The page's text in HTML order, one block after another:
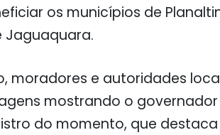
os municípios de
Jaguaquara.
moradores e autoridades
mostrando o
do momento, que